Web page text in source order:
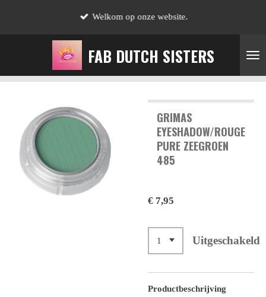
hoofdinhoud
FAB DUTCH SISTERS
Welkom op onze website.
GRIMAS
EYESHADOW/ROUGE
PURE ZEEGROEN
485
€ 7,95
Uitgeschakeld
Productbeschrijving